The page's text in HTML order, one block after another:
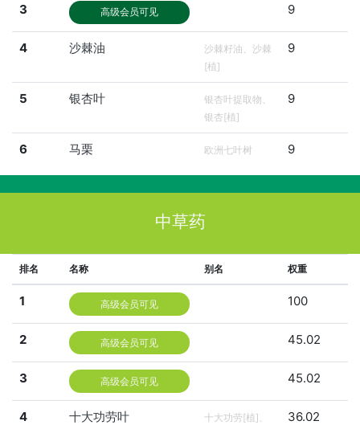
3 高级会员可见 9
4 沙棘油
沙棘籽油、沙棘
[植]
9
5 银杏叶
银杏叶提取物、
银杏[植]
9
6 马栗 欧洲七叶树 9
中草药
排名 名称 别名 权重
1 高级会员可见 100
2 高级会员可见 45.02
3 高级会员可见 45.02
4 十大功劳叶
十大功劳[植]、
36.02